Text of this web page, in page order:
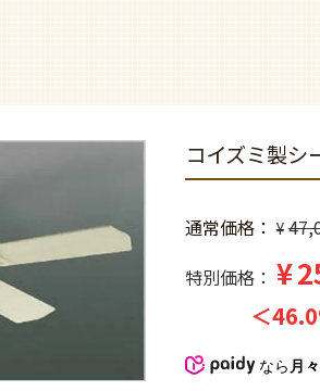
コイズミ製シ
通常価格 ¥
特別価格
¥
なら 月